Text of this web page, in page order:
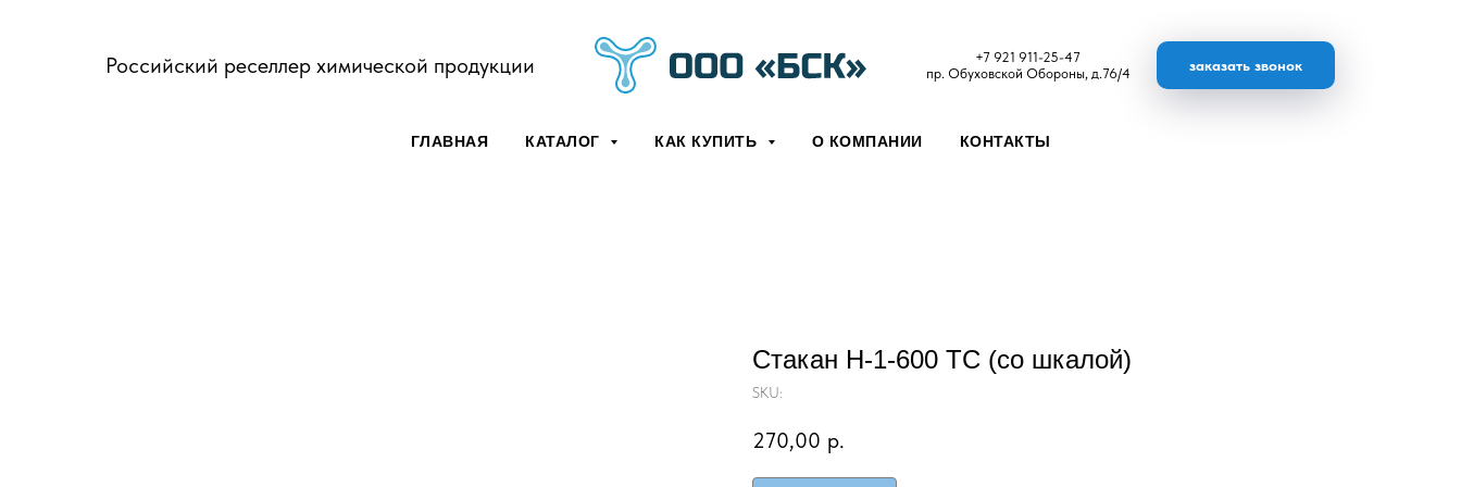
Российский реселлер химической продукции
+7 921 911-25-47
пр. Обуховской Обороны, д.76/4
заказать звонок
ГЛАВНАЯ КАТАЛОГ КАК КУПИТЬ О КОМПАНИИ КОНТАКТЫ
Стакан Н-1-600 ТС (со шкалой)
SKU:
270,00 р.